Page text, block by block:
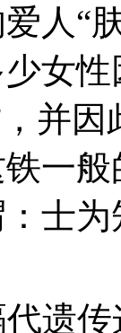
人“
女
并
一
士
遗传